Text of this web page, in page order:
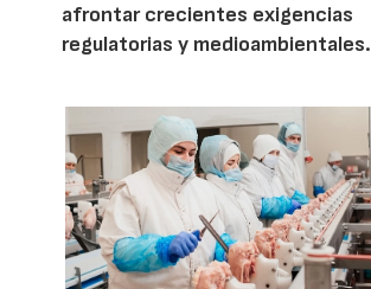
afrontar crecientes exigencias
regulatorias y medioambientales.